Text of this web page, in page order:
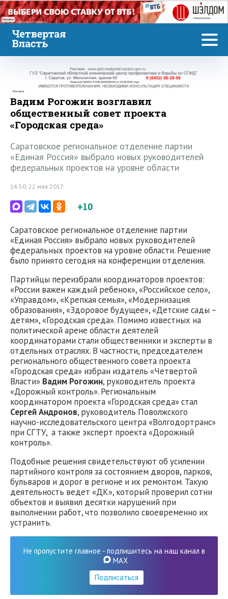
Реклама
Реклама
Вадим Рогожин возглавил
общественный совет проекта
«Городская среда»
Саратовское региональное отделение партии
«Единая Россия» выбрало новых руководителей
федеральных проектов на уровне области
14:50, 22 мая 2017
+10
Саратовское региональное отделение партии
«Единая Россия» выбрало новых руководителей
федеральных проектов на уровне области. Решение
было принято сегодня на конференции отделения.
Партийцы переизбрали координаторов проектов:
«России важен каждый ребенок», «Российское село»,
«Управдом», «Крепкая семья», «Модернизация
образования», «Здоровое будущее», «Детские сады –
детям», «Городская среда». Помимо известных на
политической арене области деятелей
координаторами стали общественники и эксперты в
отдельных отраслях. В частности, председателем
регионального общественного совета проекта
«Городская среда» избран издатель «Четвертой
Власти» Вадим Рогожин, руководитель проекта
«Дорожный контроль». Региональным
координатором проекта «Городская среда» стал
Сергей Андронов, руководитель Поволжского
научно-исследовательского центра «Волгодортранс»
при СГТУ, а также эксперт проекта «Дорожный
контроль».
Подобные решения свидетельствуют об усилении
партийного контроля за состоянием дворов, парков,
бульваров и дорог в регионе и их ремонтом. Такую
деятельность ведет «ДК», который проверил сотни
объектов и выявил десятки нарушений при
выполнении работ, что позволило своевременно их
устранить.
Не пропустите главное - подпишитесь на наш канал в
MAX
Подписаться